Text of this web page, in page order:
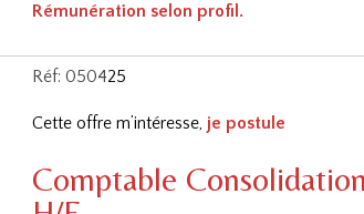
Rémunération selon profil.
Réf: 050425
Cette offre m’intéresse, je postule
Comptable